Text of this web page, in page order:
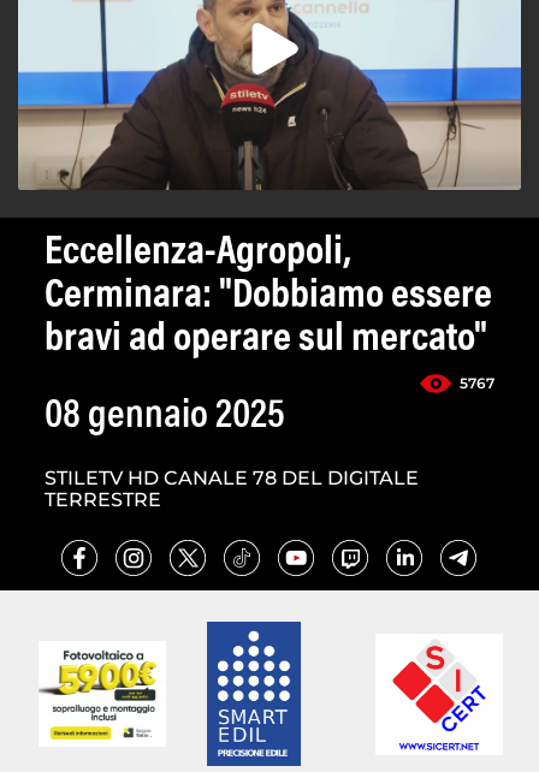
Eccellenza-Agropoli,
Cerminara: "Dobbiamo essere
bravi ad operare sul mercato"
5767
08 gennaio 2025
STILETV HD CANALE 78 DEL DIGITALE
TERRESTRE